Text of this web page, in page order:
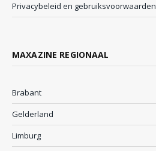
Privacybeleid en gebruiksvoorwaarden
MAXAZINE REGIONAAL
Brabant
Gelderland
Limburg